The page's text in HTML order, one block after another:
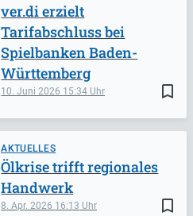
bookmark_border
10. Juni 2026 15:34
ver.di erzielt
Tarifabschluss bei
Spielbanken Baden-
Württemberg
AKTUELLES
bookmark_border
8. Apr. 2026 16:13
Ölkrise trifft regionales
Handwerk